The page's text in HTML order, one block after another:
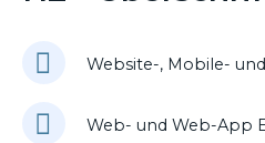
Website-, Mobile-
Web- und Web-App